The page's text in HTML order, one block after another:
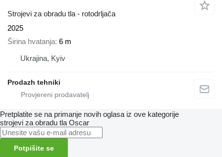
Strojevi za obradu tla - rotodrljača
2025
Širina hvatanja 6 m
Ukrajina, Kyiv
Prodazh tehniki
Pretplatite se na primanje novih oglasa iz ove kategorije
strojevi za obradu tla Oscar
Potpišite se